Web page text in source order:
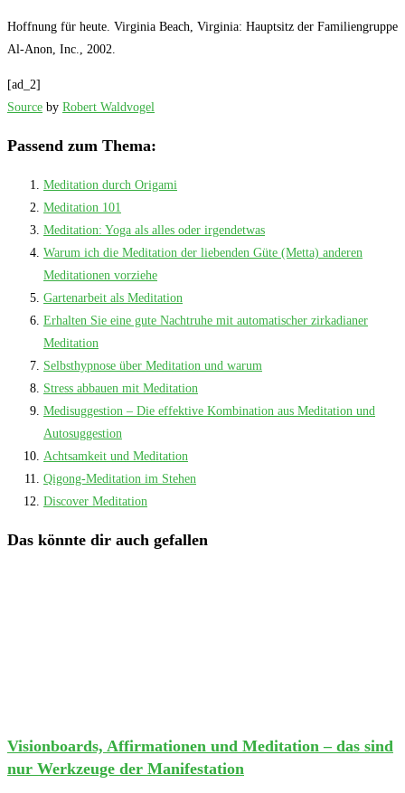
Hoffnung für heute. Virginia Beach, Virginia: Hauptsitz der Familiengruppe
Al-Anon, Inc., 2002.
[ad_2]
Source by Robert Waldvogel
Passend zum Thema:
Meditation durch Origami
Meditation 101
Meditation: Yoga als alles oder irgendetwas
Warum ich die Meditation der liebenden Güte (Metta) anderen
Meditationen vorziehe
Gartenarbeit als Meditation
Erhalten Sie eine gute Nachtruhe mit automatischer zirkadianer
Meditation
Selbsthypnose über Meditation und warum
Stress abbauen mit Meditation
Medisuggestion – Die effektive Kombination aus Meditation und
Autosuggestion
Achtsamkeit und Meditation
Qigong-Meditation im Stehen
Discover Meditation
Das könnte dir auch gefallen
Visionboards, Affirmationen und Meditation – das sind
nur Werkzeuge der Manifestation